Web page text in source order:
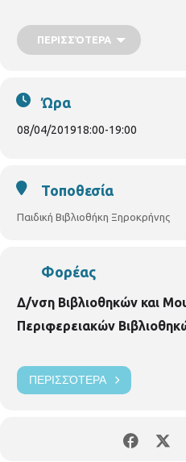
περίπτωση υπεράριθμων
ΞΗΡΟΚΡΗΝΗΣ
Γρ. Κολωνιάρη 23
ΠΕΡΙΣΣΌΤΕΡΑ
Ώρα
08/04/201918:00-19:00
Τοποθεσία
Παιδική Βιβλιοθήκη Ξηροκρήνης
Φορέας
Δ/νση Βιβλιοθηκών και
Περιφερειακών
ΠΕΡΙΣΣΌΤΕΡΑ